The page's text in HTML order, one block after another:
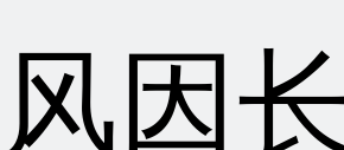
风因